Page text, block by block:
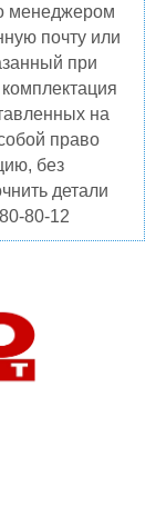
менеджером
почту или
при
на
право
без
детали
80-12